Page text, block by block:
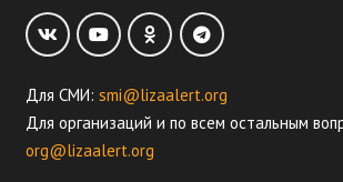
Для СМИ: smi@lizaalert.org
Для организаций и по всем остальным
org@lizaalert.org